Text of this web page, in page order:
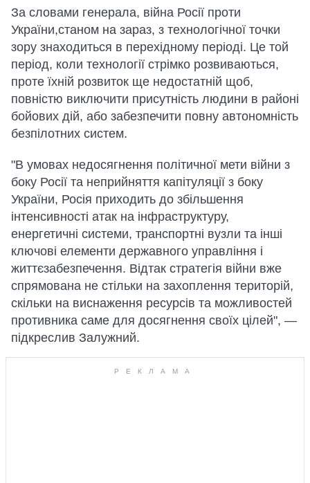
За словами генерала, війна Росії проти
України,станом на зараз, з технологічної точки
зору знаходиться в перехідному періоді. Це той
період, коли технології стрімко розвиваються,
проте їхній розвиток ще недостатній щоб,
повністю виключити присутність людини в районі
бойових дій, або забезпечити повну автономність
безпілотних систем.
"В умовах недосягнення політичної мети війни з
боку Росії та неприйняття капітуляції з боку
України, Росія приходить до збільшення
інтенсивності атак на інфраструктуру,
енергетичні системи, транспортні вузли та інші
ключові елементи державного управління і
життєзабезпечення. Відтак стратегія війни вже
спрямована не стільки на захоплення територій,
скільки на виснаження ресурсів та можливостей
противника саме для досягнення своїх цілей", —
підкреслив Залужний.